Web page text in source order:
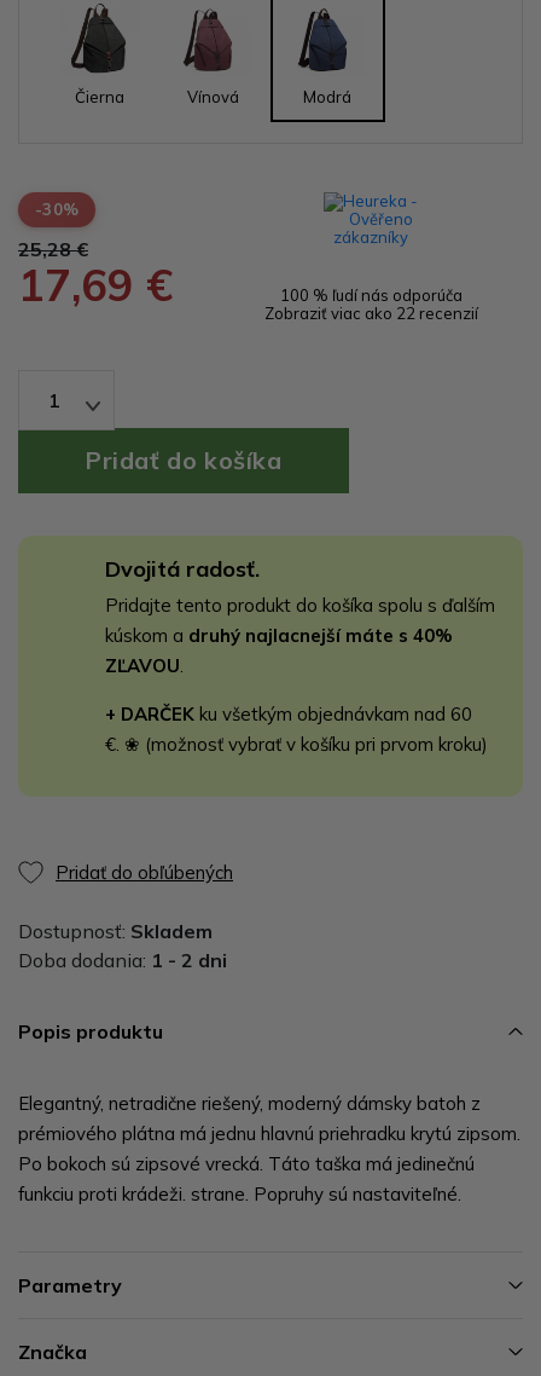
Čierna Vínová Modrá
-30%
25,28 €
17,69 €
100 % ľudí nás odporúča
Zobraziť viac ako 22 recenzií
1
Dvojitá radosť.
Pridajte tento produkt do košíka spolu s ďalším
kúskom a druhý najlacnejší máte s 40%
ZĽAVOU
+ DARČEK ku všetkým objednávkam nad 60
€. ❀ (možnosť vybrať v košíku pri prvom kroku)
Pridať do obľúbených
Dostupnosť: Skladem
Doba dodania: 1 - 2 dni
Popis produktu
Elegantný, netradične riešený, moderný dámsky batoh z
prémiového plátna má jednu hlavnú priehradku krytú zipsom.
Po bokoch sú zipsové vrecká. Táto taška má jedinečnú
funkciu proti krádeži. strane. Popruhy sú nastaviteľné.
Parametry
Značka